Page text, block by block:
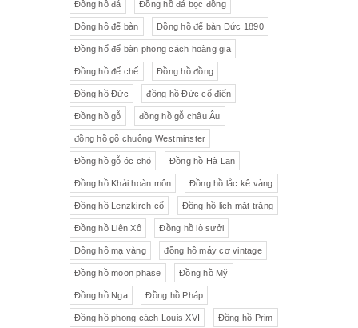
Đồng hồ đá Đồng hồ đá bọc đồng
Đồng hồ để bàn Đồng hồ để bàn Đức 1890
Đồng hổ để bàn phong cách hoàng gia
Đồng hồ đế chế Đồng hồ đồng
Đồng hồ Đức đồng hồ Đức cổ điển
Đồng hồ gỗ đồng hồ gỗ châu Âu
đồng hồ gõ chuông Westminster
Đồng hồ gỗ óc chó Đồng hồ Hà Lan
Đồng hồ Khải hoàn môn Đồng hồ lắc kê vàng
Đồng hồ Lenzkirch cổ Đồng hồ lịch mặt trăng
Đồng hồ Liên Xô Đồng hồ lò sưởi
Đồng hồ mạ vàng đồng hồ máy cơ vintage
Đồng hồ moon phase Đồng hồ Mỹ
Đồng hồ Nga Đồng hồ Pháp
Đồng hồ phong cách Louis XVI Đồng hồ Prim